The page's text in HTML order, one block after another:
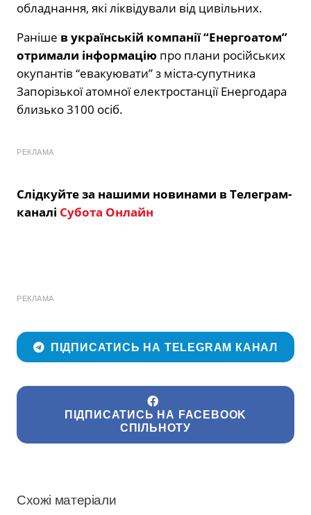
обладнання, які ліквідували від цивільних.
Раніше в українській компанії “Енергоатом”
отримали інформацію про плани російських
окупантів “евакуювати” з міста-супутника
Запорізької атомної електростанції Енергодара
близько 3100 осіб.
РЕКЛАМА
Слідкуйте за нашими новинами в Телеграм-
каналі Субота Онлайн
РЕКЛАМА
ПІДПИСАТИСЬ НА TELEGRAM КАНАЛ
ПІДПИСАТИСЬ НА FACEBOOK
СПІЛЬНОТУ
Схожі матеріали